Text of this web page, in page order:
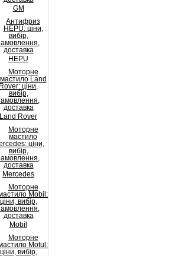
GM
HEPU
Land Rover
Mercedes
Mobil